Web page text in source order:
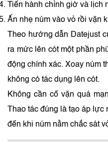
Tiến hành chỉnh giờ và lịch
Ấn nhẹ núm vào vỏ rồi vặn
Theo hướng dẫn Datejust
ra mức lên cót một phần
động chính xác. Xoay núm
không có tác dụng lên cót.
Không cần cố vặn quá
Thao tác đúng là tạo áp
đến khi núm nằm chắc sát